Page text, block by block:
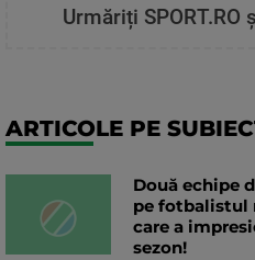
Urmăriți SPORT.RO
ARTICOLE PE
Două echipe
pe fotbalistul
care a
sezon!